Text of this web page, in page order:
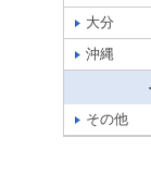
大分
沖縄
その他